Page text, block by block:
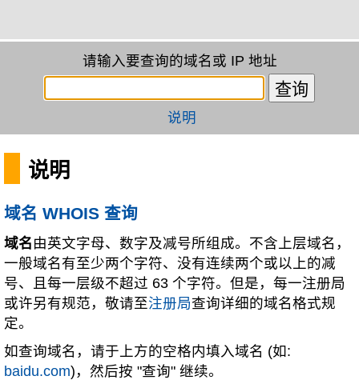
请输入要查询的域名或 IP 地址
说明
说明
域名 WHOIS 查询
域名 由英文字母、数字及减号所组成。不含上层域名，
一般域名有至少两个字符、没有连续两个或以上的减
号、且每一层级不超过 63 个字符。但是，每一注册局
或许另有规范，敬请至注册局查询详细的域名格式规
定。
如查询域名，请于上方的空格内填入域名 (如:
baidu.com)，然后按 "查询" 继续。